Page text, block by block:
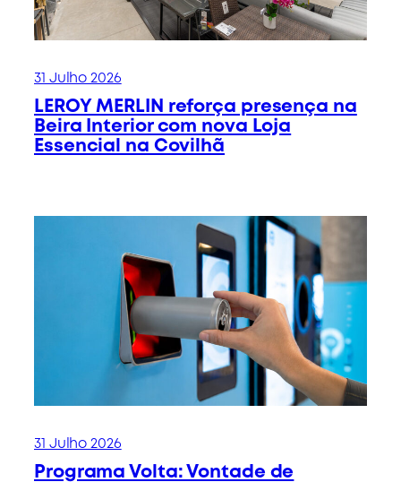
31 Julho 2026
LEROY MERLIN reforça presença na
Beira Interior com nova Loja
Essencial na Covilhã
31 Julho 2026
Programa Volta: Vontade de